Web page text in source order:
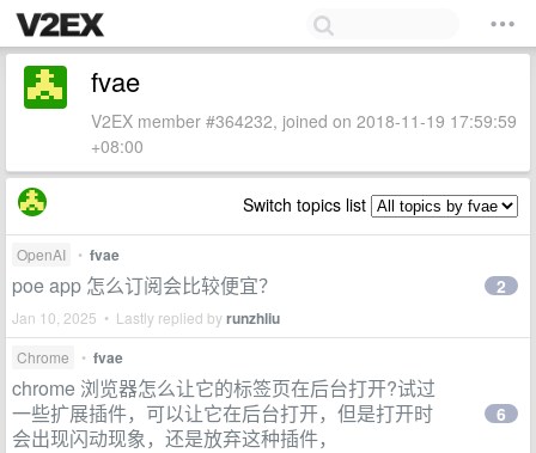
fvae
V2EX member #364232, joined on 2018-11-19 17:59:59
+08:00
Switch topics list
OpenAI • fvae
poe app 怎么订阅会比较便宜？
Jan 10, 2025 • Lastly replied byrunzhliu
2
Chrome • fvae
chrome 浏览器怎么让它的标签页在后台打开?试过
一些扩展插件，可以让它在后台打开，但是打开时
会出现闪动现象，还是放弃这种插件，
6